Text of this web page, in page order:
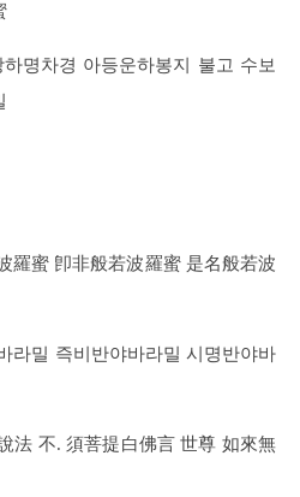
명차경 아등운하봉지 불고 수보
羅蜜 卽非般若波羅蜜 是名般若波
라밀 즉비반야바라밀 시명반야바
法 不. 須菩提白佛言 世尊 如來無